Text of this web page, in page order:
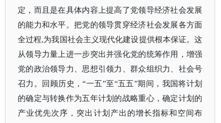
定，而且是在具体内容上提高了党领导经济社会发展
的能力和水平。把党的领导贯穿经济社会发展各方面
全过程,为我国社会主义现代化建设提供根本保证。这
从领导力量上进一步突出并强化党的统筹作用，增强
党的政治领导力、思想引领力、群众组织力、社会号
召力。回顾历史，“一五”至“五五”期间，我国将计划
的确定与转换作为五年计划的战略重心，确定计划的
产业优先次序，突出计划产出的增长指标和空间布